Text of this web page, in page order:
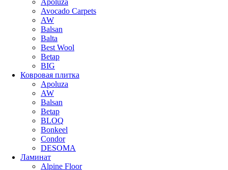
Avocado Carpets
AW
Balsan
Balta
Best Wool
Betap
BIG
Ковровая плитка
Apoluza
AW
Balsan
Betap
BLOQ
Bonkeel
Condor
DESOMA
Ламинат
Alpine Floor